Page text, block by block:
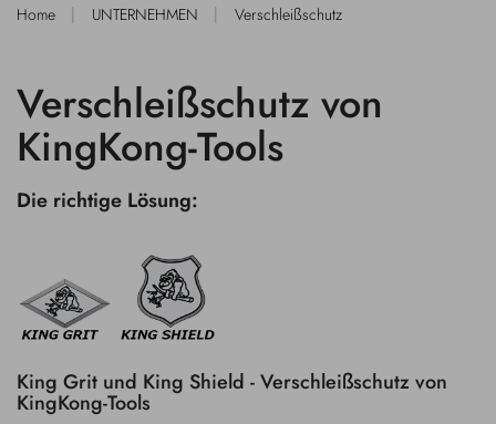
Home | UNTERNEHMEN | Verschleißschutz
Verschleißschutz von
KingKong-Tools
Die richtige Lösung:
King Grit und King Shield - Verschleißschutz von
KingKong-Tools